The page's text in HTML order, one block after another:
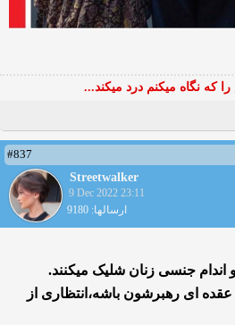
که نگاه میکنم درد میکند...
#837
Streetwalker
9 Dec 2022 23:11
ارسالها: 9180
جنسی زنان شلیک میکنند.
ای رهبرشون باشه،انتظاری از